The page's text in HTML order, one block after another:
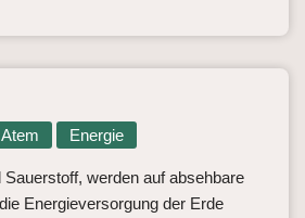
Atem Energie
Sauerstoff, werden auf absehbare
Energieversorgung der Erde